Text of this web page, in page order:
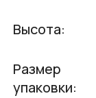
Высота:
Размер
упаковки: